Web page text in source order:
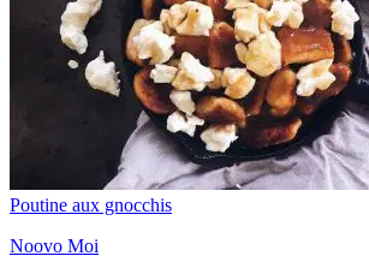
Poutine aux gnocchis
Noovo Moi